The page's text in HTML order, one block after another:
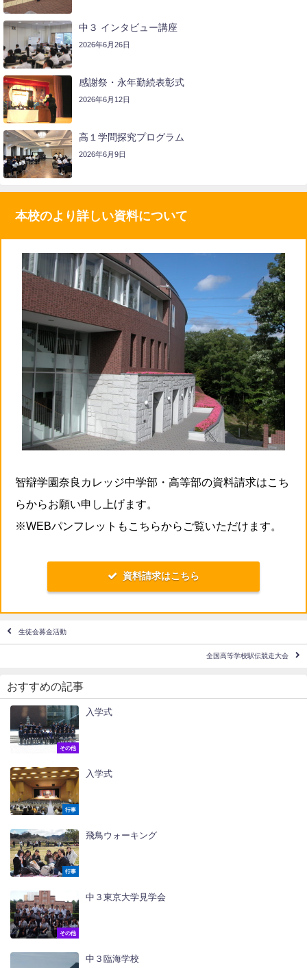
中３ インタビュー講座
2026年6月26日
感謝祭・永年勤続表彰式
2026年6月12日
高１学問探究プログラム
2026年6月9日
本校のより詳しい資料について
智辯学園奈良カレッジ中学部・高等部の資料請求はこち
らからお願い申し上げます。
※WEBパンフレットもこちらからご覧いただけます。
資料請求はこちら
生徒会募金活動
全国高等学校駅伝競走大会
おすすめの記事
その他
入学式
行事
入学式
行事
飛鳥ウォーキング
その他
中３東京大学見学会
中３臨海学校